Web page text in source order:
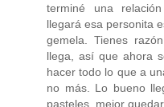
terminé una
llegará esa personita
gemela. Tienes
llega, así que ahora
hacer todo lo que a
no más. Lo bueno
pasteles, mejor